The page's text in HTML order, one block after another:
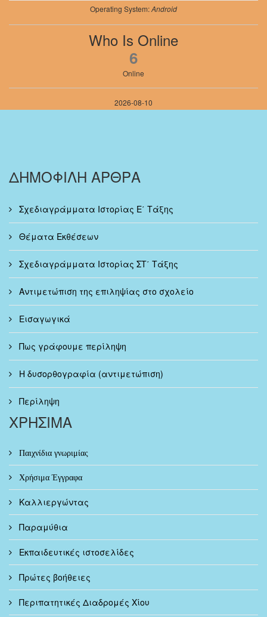
Operating System:Android
Who Is Online
6
Online
2026-08-10
ΔΗΜΟΦΙΛΗ ΑΡΘΡΑ
Σχεδιαγράμματα Ιστορίας Ε΄ Τάξης
Θέματα Εκθέσεων
Σχεδιαγράμματα Ιστορίας ΣΤ΄ Τάξης
Αντιμετώπιση της επιληψίας στο σχολείο
Εισαγωγικά
Πως γράφουμε περίληψη
Η δυσορθογραφία (αντιμετώπιση)
Περίληψη
ΧΡΗΣΙΜΑ
Παιχνίδια γνωριμίας
Χρήσιμα Έγγραφα
Καλλιεργώντας
Παραμύθια
Εκπαιδευτικές ιστοσελίδες
Πρώτες βοήθειες
Περιπατητικές Διαδρομές Χίου